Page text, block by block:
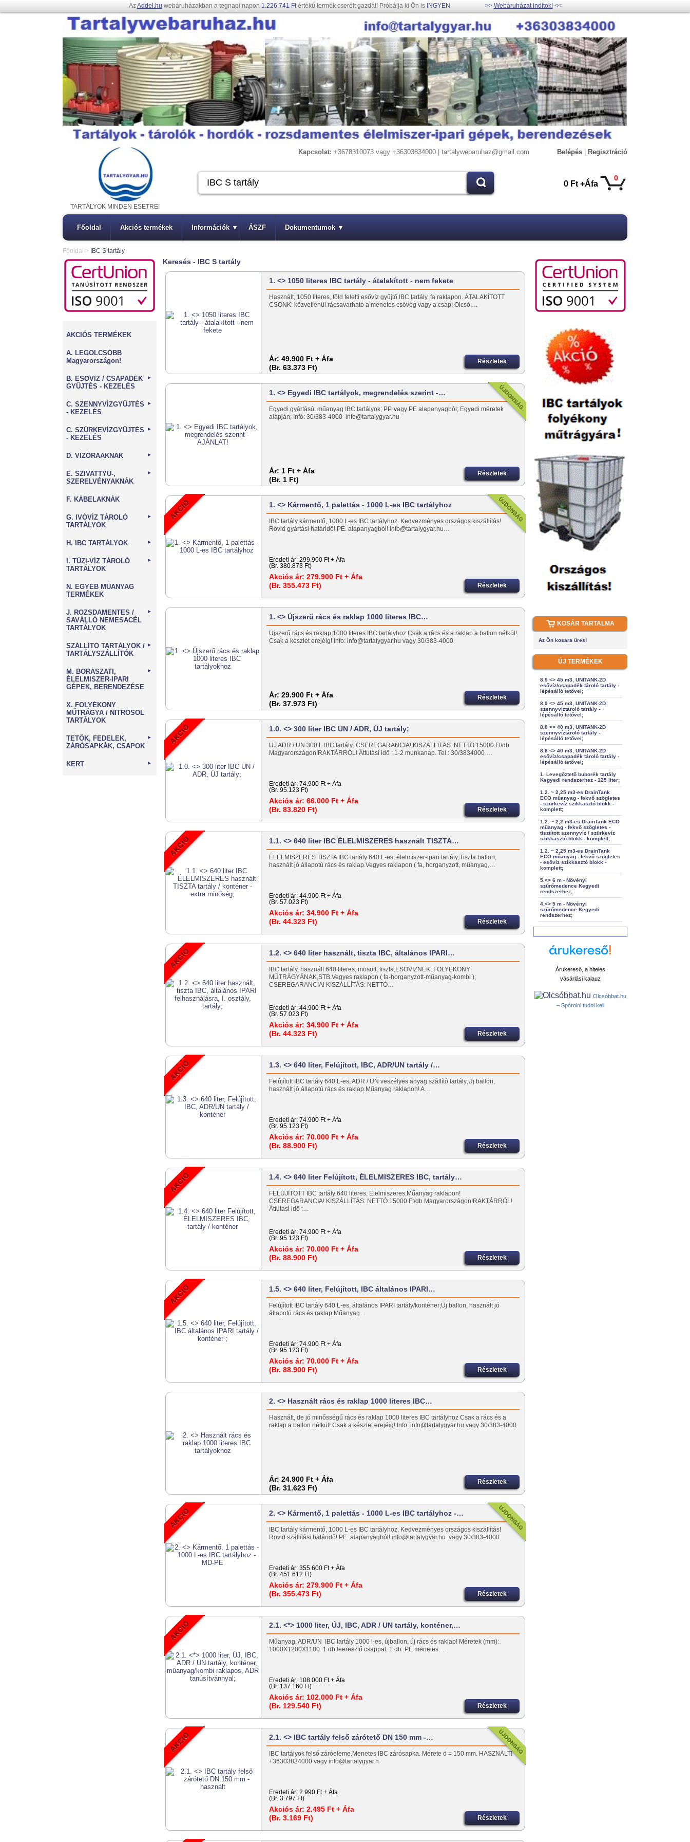
AzAddel.hu webáruházakban a tegnapi napon 1.226.741 Ftértékű termék cserélt gazdát! Próbálja ki Ön is INGYEN >> Webáruházat indítok!<<
Kapcsolat: +3678310073 vagy +36303834000 | tartalywebaruhaz@gmail.com Belépés Regisztráció
0
0 Ft +Áfa
TARTÁLYOK MINDEN ESETRE!
Főoldal Akciós termékek Információk ▾ ÁSZF Dokumentumok ▾
Főoldal > IBC S tartály
AKCIÓS TERMÉKEK
A. LEGOLCSÓBB
Magyarországon!
B. ESŐVÍZ / CSAPADÉK
GYŰJTÉS - KEZELÉS
►
C. SZENNYVÍZGYŰJTÉS
- KEZELÉS
►
C. SZÜRKEVÍZGYŰJTÉS
- KEZELÉS
►
D. VÍZÓRAAKNÁK ►
E. SZIVATTYÚ-,
SZERELVÉNYAKNÁK
►
F. KÁBELAKNÁK
G. IVÓVÍZ TÁROLÓ
TARTÁLYOK
►
H. IBC TARTÁLYOK ►
I. TŰZI-VÍZ TÁROLÓ
TARTÁLYOK
►
N. EGYÉB MŰANYAG
TERMÉKEK
J. ROZSDAMENTES /
SAVÁLLÓ NEMESACÉL
TARTÁLYOK
►
SZÁLLÍTÓ TARTÁLYOK /
TARTÁLYSZÁLLÍTÓK
►
M. BORÁSZATI,
ÉLELMISZER-IPARI
GÉPEK, BERENDEZÉSE
►
X. FOLYÉKONY
MŰTRÁGYA / NITROSOL
TARTÁLYOK
TETŐK, FEDELEK,
ZÁRÓSAPKÁK, CSAPOK
►
KERT ►
Keresés - IBC S tartály
1. <> 1050 literes IBC tartály - átalakított - nem fekete
Használt, 1050 literes, föld feletti esővíz gyűjtő IBC tartály, fa raklapon. ÁTALAKÍTOTT
CSONK: közvetlenül rácsavarható a menetes csővég vagy a csap! Olcsó,…
Ár: 49.900 Ft + Áfa
(Br. 63.373 Ft)
Részletek
1. <> Egyedi IBC tartályok, megrendelés szerint -…
Egyedi gyártású műanyag IBC tartályok; PP. vagy PE alapanyagból; Egyedi méretek
alapján; Infó: 30/383-4000 info@tartalygyar.hu
Ár: 1 Ft + Áfa
(Br. 1 Ft)
Részletek
1. <> Kármentő, 1 palettás - 1000 L-es IBC tartályhoz
IBC tartály kármentő, 1000 L-es IBC tartályhoz. Kedvezményes országos kiszállítás!
Rövid gyártási határidő! PE. alapanyagból! info@tartalygyar.hu…
Eredeti ár: 299.900 Ft + Áfa
(Br. 380.873 Ft)
Akciós ár: 279.900 Ft + Áfa
(Br. 355.473 Ft)
Részletek
1. <> Újszerű rács és raklap 1000 literes IBC…
Újszerű rács és raklap 1000 literes IBC tartályhoz Csak a rács és a raklap a ballon nélkül!
Csak a készlet erejéig! Info: info@tartalygyar.hu vagy 30/383-4000
Ár: 29.900 Ft + Áfa
(Br. 37.973 Ft)
Részletek
1.0. <> 300 liter IBC UN / ADR, ÚJ tartály;
ÚJ ADR / UN 300 L IBC tartály; CSEREGARANCIA! KISZÁLLÍTÁS: NETTÓ 15000 Ft/db
Magyarországon!RAKTÁRRÓL! Átfutási idő : 1-2 munkanap. Tel.: 30/3834000 …
Eredeti ár: 74.900 Ft + Áfa
(Br. 95.123 Ft)
Akciós ár: 66.000 Ft + Áfa
(Br. 83.820 Ft)
Részletek
1.1. <> 640 liter IBC ÉLELMISZERES használt TISZTA…
ÉLELMISZERES TISZTA IBC tartály 640 L-es, élelmiszer-ipari tartály;Tiszta ballon,
használt jó állapotú rács és raklap.Vegyes raklapon ( fa, horganyzott, műanyag,…
Eredeti ár: 44.900 Ft + Áfa
(Br. 57.023 Ft)
Akciós ár: 34.900 Ft + Áfa
(Br. 44.323 Ft)
Részletek
1.2. <> 640 liter használt, tiszta IBC, általános IPARI…
IBC tartály, használt 640 literes, mosott, tiszta,ESŐVÍZNEK, FOLYÉKONY
MŰTRÁGYÁNAK,STB.Vegyes raklapon ( fa-horganyzott-műanyag-kombi );
CSEREGARANCIA! KISZÁLLÍTÁS: NETTÓ…
Eredeti ár: 44.900 Ft + Áfa
(Br. 57.023 Ft)
Akciós ár: 34.900 Ft + Áfa
(Br. 44.323 Ft)
Részletek
1.3. <> 640 liter, Felújított, IBC, ADR/UN tartály /…
Felújított IBC tartály 640 L-es, ADR / UN veszélyes anyag szállító tartály;Új ballon,
használt jó állapotú rács és raklap.Műanyag raklapon! A…
Eredeti ár: 74.900 Ft + Áfa
(Br. 95.123 Ft)
Akciós ár: 70.000 Ft + Áfa
(Br. 88.900 Ft)
Részletek
1.4. <> 640 liter Felújított, ÉLELMISZERES IBC, tartály…
FELÚJÍTOTT IBC tartály 640 literes, Élelmiszeres,Műanyag raklapon!
CSEREGARANCIA! KISZÁLLÍTÁS: NETTÓ 15000 Ft/db Magyarországon!RAKTÁRRÓL!
Átfutási idő :…
Eredeti ár: 74.900 Ft + Áfa
(Br. 95.123 Ft)
Akciós ár: 70.000 Ft + Áfa
(Br. 88.900 Ft)
Részletek
1.5. <> 640 liter, Felújított, IBC általános IPARI…
Felújított IBC tartály 640 L-es, általános IPARI tartály/konténer;Új ballon, használt jó
állapotú rács és raklap.Műanyag…
Eredeti ár: 74.900 Ft + Áfa
(Br. 95.123 Ft)
Akciós ár: 70.000 Ft + Áfa
(Br. 88.900 Ft)
Részletek
2. <> Használt rács és raklap 1000 literes IBC…
Használt, de jó minősségű rács és raklap 1000 literes IBC tartályhoz Csak a rács és a
raklap a ballon nélkül! Csak a készlet erejéig! Info: info@tartalygyar.hu vagy 30/383-4000
Ár: 24.900 Ft + Áfa
(Br. 31.623 Ft)
Részletek
2. <> Kármentő, 1 palettás - 1000 L-es IBC tartályhoz -…
IBC tartály kármentő, 1000 L-es IBC tartályhoz. Kedvezményes országos kiszállítás!
Rövid szállítási határidő! PE. alapanyagból! info@tartalygyar.hu vagy 30/383-4000
Eredeti ár: 355.600 Ft + Áfa
(Br. 451.612 Ft)
Akciós ár: 279.900 Ft + Áfa
(Br. 355.473 Ft)
Részletek
2.1. <*> 1000 liter, ÚJ, IBC, ADR / UN tartály, konténer,…
Műanyag, ADR/UN IBC tartály 1000 l-es, újballon, új rács és raklap! Méretek (mm):
1000X1200X1180. 1 db leeresztő csappal, 1 db PE menetes…
Eredeti ár: 108.000 Ft + Áfa
(Br. 137.160 Ft)
Akciós ár: 102.000 Ft + Áfa
(Br. 129.540 Ft)
Részletek
2.1. <> IBC tartály felső zárótető DN 150 mm -…
IBC tartályok felső záróeleme.Menetes IBC zárósapka. Mérete d = 150 mm. HASZNÁLT!
+36303834000 vagy info@tartalygyar.h
Eredeti ár: 2.990 Ft + Áfa
(Br. 3.797 Ft)
Akciós ár: 2.495 Ft + Áfa
(Br. 3.169 Ft)
Részletek
KOSÁR TARTALMA
Az Ön kosara üres!
ÚJ TERMÉKEK
8.9 <> 45 m3, UNITANK-2D
esővíz/csapadék tároló tartály -
lépésálló tetővel;
8.9 <> 45 m3, UNITANK-2D
szennyvíztároló tartály -
lépésálló tetővel;
8.8 <> 40 m3, UNITANK-2D
szennyvíztároló tartály -
lépésálló tetővel;
8.8 <> 40 m3, UNITANK-2D
esővíz/csapadék tároló tartály -
lépésálló tetővel;
1. Levegőztető buborék tartály
Kegyedi rendszerhez - 125 liter;
1.2. ~ 2,25 m3-es DrainTank
ECO műanyag - fekvő szögletes
- szürkevíz szikkasztó blokk -
komplett;
1.2. ~ 2,2 m3-es DrainTank ECO
műanyag - fekvő szögletes -
tisztított szennyvíz / szürkevíz
szikkasztó blokk - komplett;
1.2. ~ 2,25 m3-es DrainTank
ECO műanyag - fekvő szögletes
- esővíz szikkasztó blokk -
komplett;
5.<> 6 m - Növényi
szűrőmedence Kegyedi
rendszerhez;
4.<> 5 m - Növényi
szűrőmedence Kegyedi
rendszerhez;
Árukereső, a hiteles
vásárlási kalauz
Olcsóbbat.hu
– Spórolni tudni kell